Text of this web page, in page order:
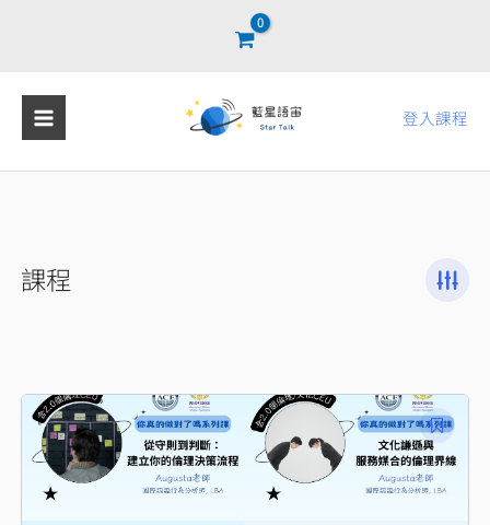
登入課程
課程